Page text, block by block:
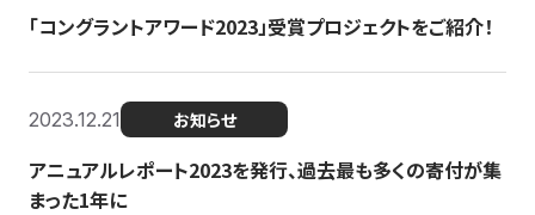
「コングラントアワード2023」受賞プロジェクトをご紹介！
2023.12.21 お知らせ
アニュアルレポート2023を発行、過去最も多くの寄付が集
まった1年に